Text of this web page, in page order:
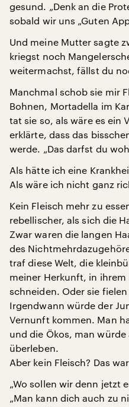
gesund. „Denk an die
sobald wir uns „Guten
Und meine Mutter sagte
kriegst noch
weitermachst, fällst du
Manchmal schob sie mir
Bohnen, Mortadella im
tat sie so, als wäre es ein
erklärte, dass das
werde. „Das darfst du
Als hätte ich eine
Als wäre ich nicht ganz
Kein Fleisch mehr zu
rebellischer, als sich die
Zwar waren die langen
des
traf diese Welt, die
meiner Herkunft, in ihrem
schneiden. Oder sie
Irgendwann würde der
Vernunft kommen. Man
und die Ökos, man
überleben.
Aber kein Fleisch? Das
„Wo sollen wir denn jetzt
„Man kann dich auch zu